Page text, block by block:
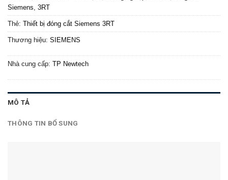
Siemens, 3RT
Thẻ: Thiết bị đóng cắt Siemens 3RT
Thương hiệu: SIEMENS
Nhà cung cấp: TP Newtech
MÔ TẢ
THÔNG TIN BỔ SUNG